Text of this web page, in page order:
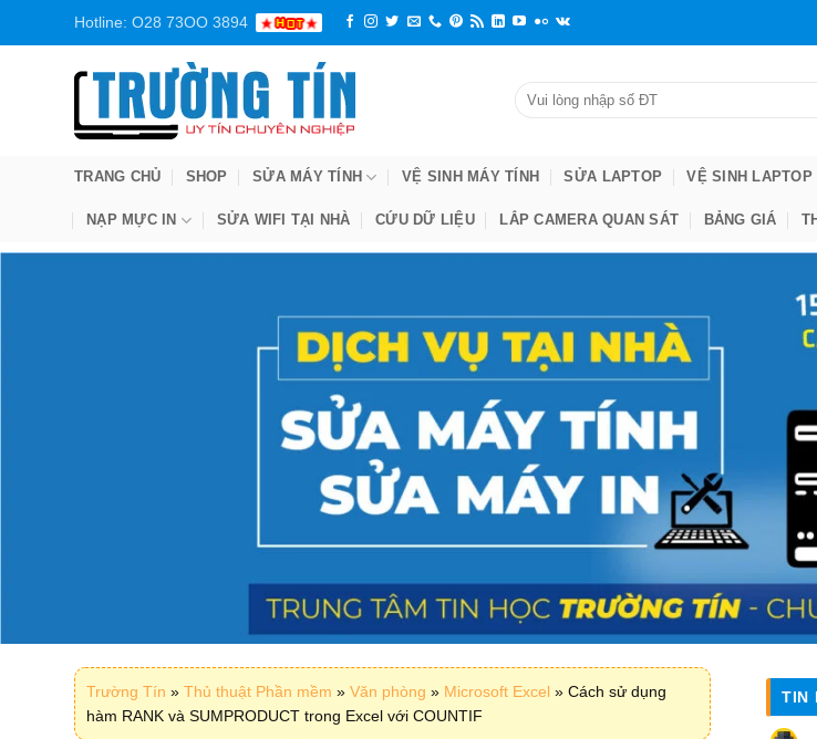
Hotline: O28 73OO 3894
TRANG CHỦ SHOP SỬA MÁY TÍNH VỆ SINH MÁY TÍNH SỬA LAPTOP VỆ SINH LAPTOP
NẠP MỰC IN SỬA WIFI TẠI NHÀ CỨU DỮ LIỆU LẮP CAMERA QUAN SÁT BẢNG GIÁ
Trường Tín » Thủ thuật Phần mềm » Văn phòng » Microsoft Excel » Cách sử dụng
hàm RANK và SUMPRODUCT trong Excel với COUNTIF
TIN